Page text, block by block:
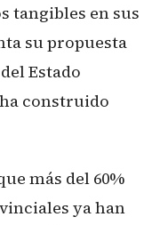
tangibles en sus
su propuesta
Estado
construido
más del 60%
ya han